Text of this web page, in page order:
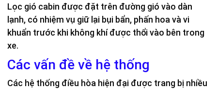
Lọc gió cabin được đặt trên đường gió vào dàn
lạnh, có nhiệm vụ giữ lại bụi bẩn, phấn hoa và vi
khuẩn trước khi không khí được thổi vào bên trong
xe.
Các vấn đề về hệ thống
Các hệ thống điều hòa hiện đại được trang bị nhiều